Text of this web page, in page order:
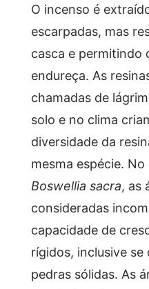
O incenso é
escarpadas, mas
casca e permitindo
endureça. As
chamadas de
solo e no clima
diversidade da
mesma espécie.
Boswellia sacra, as
consideradas
capacidade de
rígidos, inclusive
pedras sólidas. As